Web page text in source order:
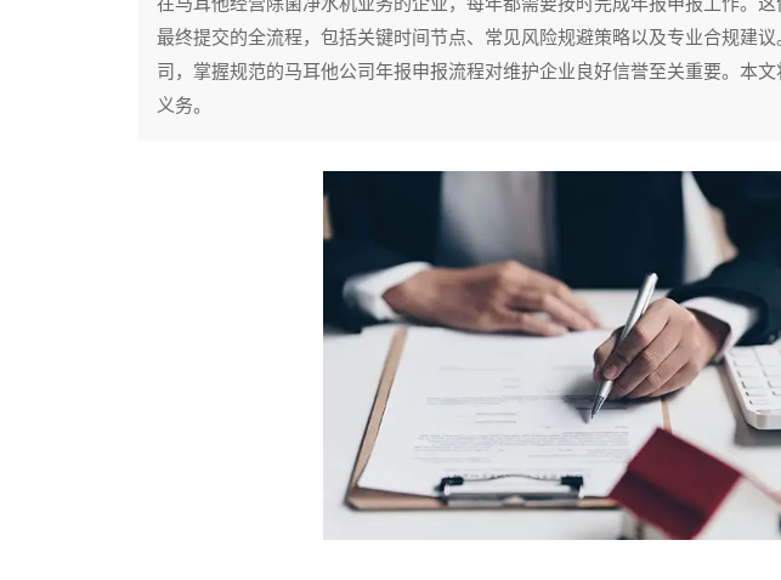
最终提交的全流程，包括关键时间节点、常见风险规避策略以及专业合规建
司，掌握规范的马耳他公司年报申报流程对维护企业良好信誉至关重要。本
义务。